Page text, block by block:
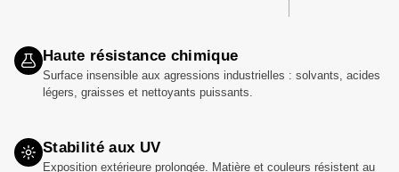
Haute résistance chimique
Surface insensible aux agressions industrielles : solvants, acides
légers, graisses et nettoyants puissants.
Stabilité aux UV
Exposition extérieure prolongée. Matière et couleurs résistent au